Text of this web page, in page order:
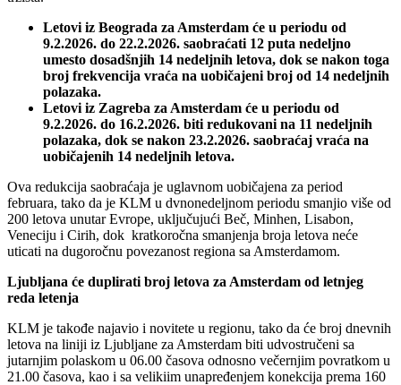
Letovi iz Beograda za Amsterdam će u periodu od
9.2.2026. do 22.2.2026. saobraćati 12 puta nedeljno
umesto dosadšnjih 14 nedeljnih letova, dok se nakon toga
broj frekvencija vraća na uobičajeni broj od 14 nedeljnih
polazaka.
Letovi iz Zagreba za Amsterdam će u periodu od
9.2.2026. do 16.2.2026. biti redukovani na 11 nedeljnih
polazaka, dok se nakon 23.2.2026. saobraćaj vraća na
uobičajenih 14 nedeljnih letova.
Ova redukcija saobraćaja je uglavnom uobičajena za period
februara, tako da je KLM u dvnonedeljnom periodu smanjio više od
200 letova unutar Evrope, uključujući Beč, Minhen, Lisabon,
Veneciju i Cirih, dok kratkoročna smanjenja broja letova neće
uticati na dugoročnu povezanost regiona sa Amsterdamom.
Ljubljana će duplirati broj letova za Amsterdam od letnjeg
reda letenja
KLM je takođe najavio i novitete u regionu, tako da će broj dnevnih
letova na liniji iz Ljubljane za Amsterdam biti udvostručeni sa
jutarnjim polaskom u 06.00 časova odnosno večernjim povratkom u
21.00 časova, kao i sa velikiim unapređenjem konekcija prema 160